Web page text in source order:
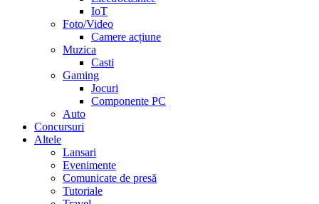
IoT
Foto/Video
Camere acțiune
Muzica
Casti
Gaming
Jocuri
Componente PC
Auto
Concursuri
Altele
Lansari
Evenimente
Comunicate de presă
Tutoriale